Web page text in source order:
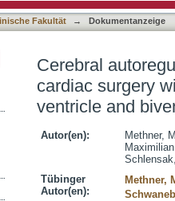
Fakultät → Dokumentanzeige
Cerebral
cardiac surgery
ventricle and
Autor(en):
Methner,
Maximilian
Tübinger
Autor(en):
Methner,